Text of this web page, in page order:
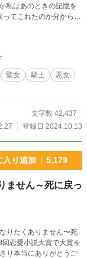
てこれたのか分からな
彼らとは出会わず、日
めたはずなのに...……。
聖女 騎士
悪女
文字数 42,437
登録日 2024.10.13
入り追加 5,179
ません～死に戻っ
りたくありません〜死
り本当にありがとうご